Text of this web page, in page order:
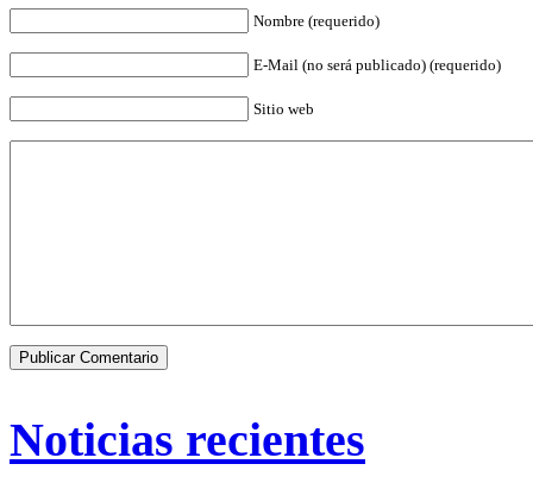
Nombre (requerido)
E-Mail (no será publicado) (requerido)
Sitio web
Noticias recientes